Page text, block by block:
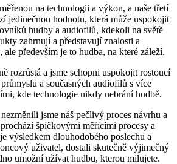
na technologii a výkon, a naše třetí
jedinečnou hodnotu, která může uspokojit
hudby a audiofilů, kdekoli na světě
zahrnují a představují znalosti a
především je to hudba, na které záleží.
rozrůstá a jsme schopni uspokojit rostoucí
a současných audiofilů s více
kde technologie nikdy nebrání hudbě.
jsme náš pečlivý proces návrhu a
špičkovými měřícími procesy a
výsledkem dlouhodobého poslechu a
uživatel, dostali skutečně výjimečný
umožní užívat hudbu, kterou milujete.